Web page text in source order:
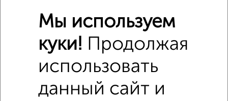
Мы используем
куки! Продолжая
использовать
данный сайт и